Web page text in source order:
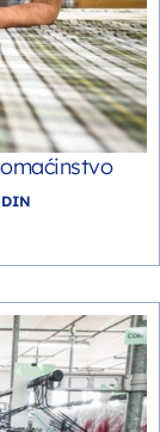
DIN